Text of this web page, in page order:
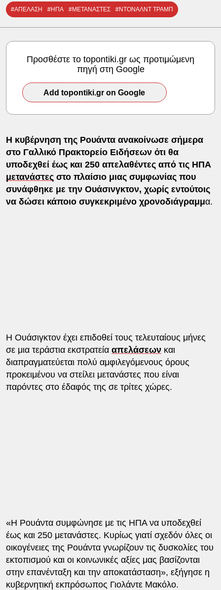
#ΑΠΕΛΑΣΗ #ΗΠΑ #ΜΕΤΑΝΑΣΤΕΣ #ΝΤΟΝΑΛΝΤ ΤΡΑΜΠ
Προσθέστε το topontiki.gr ως προτιμώμενη
πηγή στη Google
Add topontiki.gr on Google
Η κυβέρνηση της Ρουάντα ανακοίνωσε σήμερα
στο Γαλλικό Πρακτορείο Ειδήσεων ότι θα
υποδεχθεί έως και 250 απελαθέντες από τις ΗΠΑ
μετανάστεςστο πλαίσιο μιας συμφωνίας που
συνάφθηκε με την Ουάσινγκτον, χωρίς εντούτοις
να δώσει κάποιο συγκεκριμένο χρονοδιάγραμμα.
Η Ουάσιγκτον έχει επιδοθεί τους τελευταίους μήνες
σε μια τεράστια εκστρατεία απελάσεωνκαι
διαπραγματεύεται πολύ αμφιλεγόμενους όρους
προκειμένου να στείλει μετανάστες που είναι
παρόντες στο έδαφός της σε τρίτες χώρες.
«Η Ρουάντα συμφώνησε με τις ΗΠΑ να υποδεχθεί
έως και 250 μετανάστες. Κυρίως γιατί σχεδόν όλες οι
οικογένειες της Ρουάντα γνωρίζουν τις δυσκολίες του
εκτοπισμού και οι κοινωνικές αξίες μας βασίζονται
στην επανένταξη και την αποκατάσταση», εξήγησε η
κυβερνητική εκπρόσωπος Γιολάντε Μακόλο.